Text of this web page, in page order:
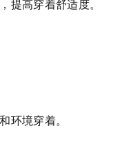
提高穿着舒适度。
环境穿着。